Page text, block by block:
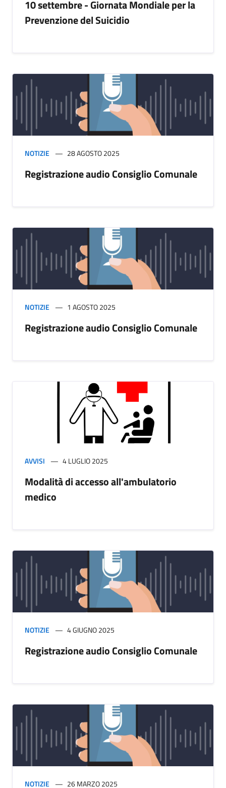
10 settembre - Giornata Mondiale per la
Prevenzione del Suicidio
NOTIZIE 28 AGOSTO 2025
Registrazione audio Consiglio Comunale
NOTIZIE 1 AGOSTO 2025
Registrazione audio Consiglio Comunale
AVVISI 4 LUGLIO 2025
Modalità di accesso all'ambulatorio
medico
NOTIZIE 4 GIUGNO 2025
Registrazione audio Consiglio Comunale
NOTIZIE 26 MARZO 2025